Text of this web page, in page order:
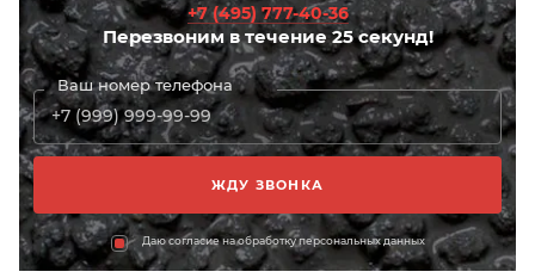
+7 (495) 777-40-36
Перезвоним в течение 25 секунд!
Ваш номер телефона
Даю согласие на обработку персональных данных